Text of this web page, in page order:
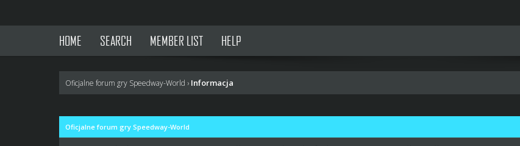
HOME SEARCH MEMBER LIST HELP
Oficjalne forum gry Speedway-World › Informacja
Oficjalne forum gry Speedway-World